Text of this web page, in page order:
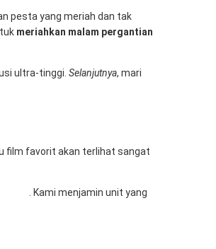
pesta yang meriah dan tak
meriahkan malam pergantian
ultra-tinggi. Selanjutnya, mari
film favorit akan terlihat sangat
. Kami menjamin unit yang